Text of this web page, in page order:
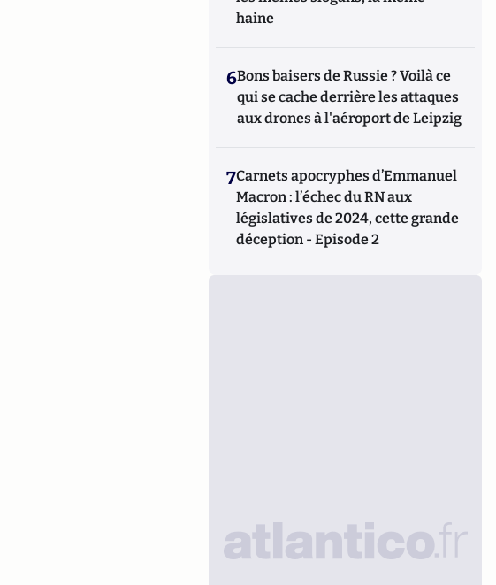
haine
6Bons baisers de Russie ? Voilà ce
qui se cache derrière les attaques
aux drones à l'aéroport de Leipzig
7Carnets apocryphes d’Emmanuel
Macron : l’échec du RN aux
législatives de 2024, cette grande
déception - Episode 2